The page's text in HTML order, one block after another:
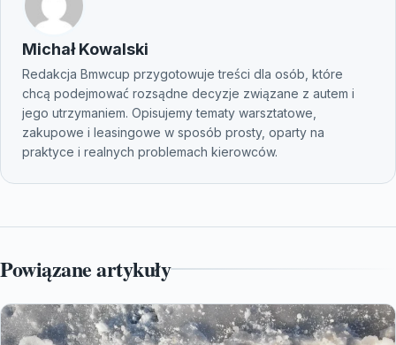
Michał Kowalski
Redakcja Bmwcup przygotowuje treści dla osób, które
chcą podejmować rozsądne decyzje związane z autem i
jego utrzymaniem. Opisujemy tematy warsztatowe,
zakupowe i leasingowe w sposób prosty, oparty na
praktyce i realnych problemach kierowców.
Powiązane artykuły